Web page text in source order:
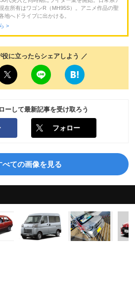
在所有はワゴンR（MH95S）。アニメ作品の聖
地へドライブに出かける。
>
役に立ったらシェアしよう ／
ーして最新記事を受け取ろう
フォロー
べての画像を見る